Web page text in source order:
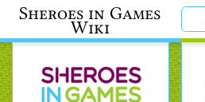
Sheroes in Games
Wiki